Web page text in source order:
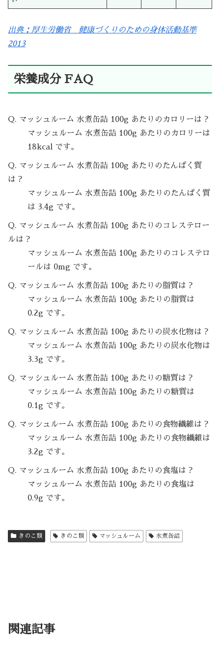
出典：厚生労働省 健康づくりのための身体活動基準
2013
栄養成分 FAQ
Q. マッシュルーム 水煮缶詰 100g あたりのカロリーは？
マッシュルーム 水煮缶詰 100g あたりのカロリーは
18kcal です。
Q. マッシュルーム 水煮缶詰 100g あたりのたんぱく質
は？
マッシュルーム 水煮缶詰 100g あたりのたんぱく質
は 3.4g です。
Q. マッシュルーム 水煮缶詰 100g あたりのコレステロー
ルは？
マッシュルーム 水煮缶詰 100g あたりのコレステロ
ールは 0mg です。
Q. マッシュルーム 水煮缶詰 100g あたりの脂質は？
マッシュルーム 水煮缶詰 100g あたりの脂質は
0.2g です。
Q. マッシュルーム 水煮缶詰 100g あたりの炭水化物は？
マッシュルーム 水煮缶詰 100g あたりの炭水化物は
3.3g です。
Q. マッシュルーム 水煮缶詰 100g あたりの糖質は？
マッシュルーム 水煮缶詰 100g あたりの糖質は
0.1g です。
Q. マッシュルーム 水煮缶詰 100g あたりの食物繊維は？
マッシュルーム 水煮缶詰 100g あたりの食物繊維は
3.2g です。
Q. マッシュルーム 水煮缶詰 100g あたりの食塩は？
マッシュルーム 水煮缶詰 100g あたりの食塩は
0.9g です。
きのこ類 きのこ類 マッシュルーム 水煮缶詰
関連記事